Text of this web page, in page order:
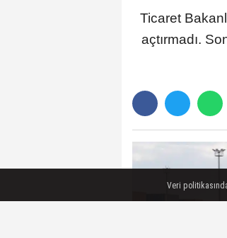
Ticaret
açtırmadı.
Veri